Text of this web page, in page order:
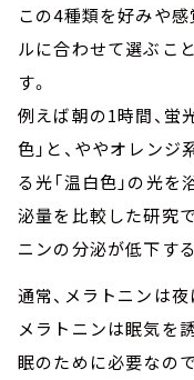
この4種類を好みや
ルに合わせて選ぶこ
す。
例えば朝の1時間、蛍
色」と、ややオレン
る光「温白色」の光
泌量を比較した研究
ニンの分泌が低下す
通常、メラトニンは
メラトニンは眠気を
眠のために必要なの